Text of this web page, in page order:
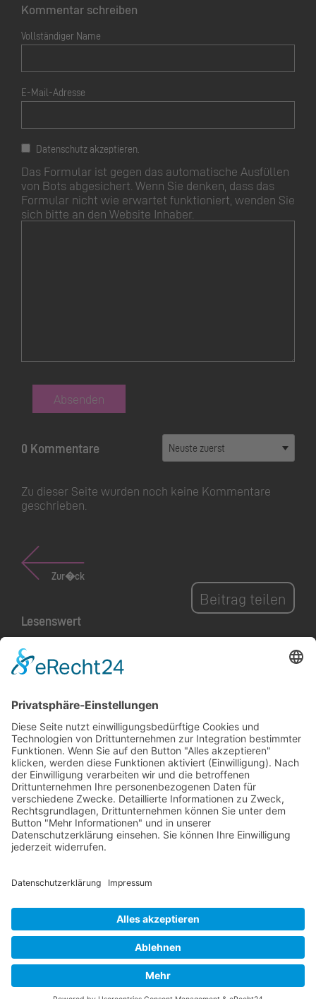
Kommentar schreiben
Vollständiger Name
E-Mail-Adresse
Datenschutz akzeptieren.
Das Formular ist gegen das automatische Ausfüllen
von Bots abgesichert. Wenn Sie denken, dass das
Formular nicht wie erwartet funktioniert, wenden Sie
sich bitte an den Website Inhaber.
Absenden
0 Kommentare
Zu dieser Seite wurden noch keine Kommentare
geschrieben.
Zur�ck
Beitrag teilen
Lesenswert
Landwirtschaft und
Gemeinschaft
Gemeinde Schaan
Landstrasse 19, 9494 Schaan
Impressum